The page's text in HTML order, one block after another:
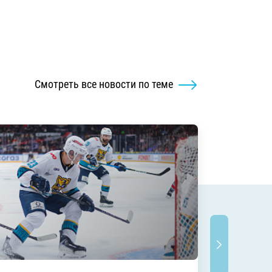
Смотреть все новости по теме